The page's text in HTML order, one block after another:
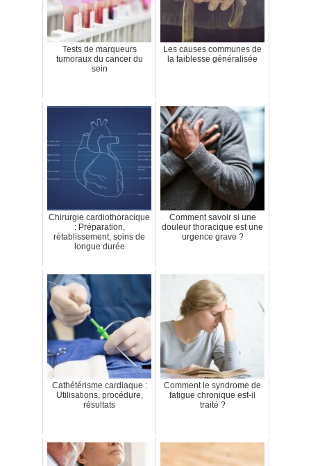
Tests de marqueurs
tumoraux du cancer du
sein
Les causes communes de
la faiblesse généralisée
Chirurgie cardiothoracique
: Préparation,
rétablissement, soins de
longue durée
Comment savoir si une
douleur thoracique est une
urgence grave ?
Cathétérisme cardiaque :
Utilisations, procédure,
résultats
Comment le syndrome de
fatigue chronique est-il
traité ?